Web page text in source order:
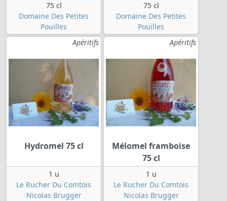
75 cl
Domaine Des Petites
Pouilles
75 cl
Domaine Des Petites
Pouilles
Apéritifs
Hydromel 75 cl
1 u
Le Rucher Du Comtois
Nicolas Brugger
Apéritifs
Mélomel framboise
75 cl
1 u
Le Rucher Du Comtois
Nicolas Brugger